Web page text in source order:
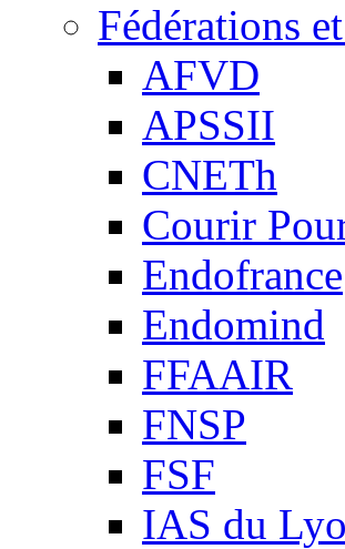
Fédérations
AFVD
APSSII
CNETh
Courir
Endofrance
Endomind
FFAAIR
FNSP
FSF
IAS du